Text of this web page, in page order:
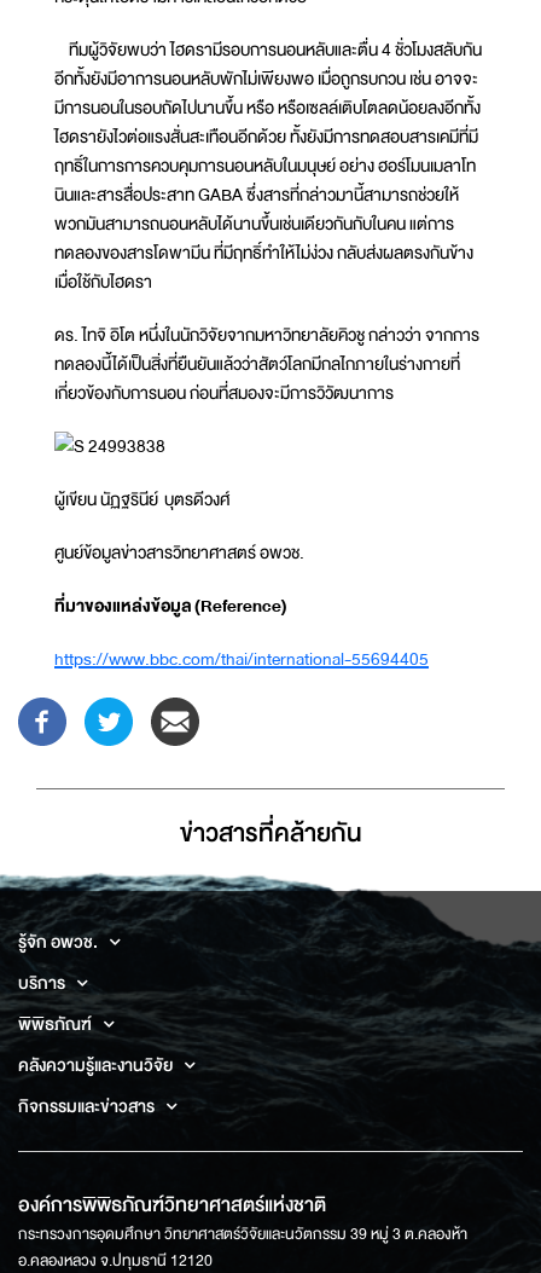
ทีมผู้วิจัยพบว่า ไฮดรามีรอบการนอนหลับและตื่น 4 ชั่วโมงสลับกัน
อีกทั้งยังมีอาการนอนหลับพักไม่เพียงพอ เมื่อถูกรบกวน เช่น อาจจะ
มีการนอนในรอบถัดไปนานขึ้น หรือ หรือเซลล์เติบโตลดน้อยลงอีกทั้ง
ไฮดรายังไวต่อแรงสั่นสะเทือนอีกด้วย ทั้งยังมีการทดสอบสารเคมีที่มี
ฤทธิ์ในการการควบคุมการนอนหลับในมนุษย์ อย่าง ฮอร์โมนเมลาโท
นินและสารสื่อประสาท GABA ซึ่งสารที่กล่าวมานี้สามารถช่วยให้
พวกมันสามารถนอนหลับได้นานขึ้นเช่นเดียวกันกับในคน แต่การ
ทดลองของสารโดพามีน ที่มีฤทธิ์ทำให้ไม่ง่วง กลับส่งผลตรงกันข้าง
เมื่อใช้กับไฮดรา
ดร. ไทจิ อิโต หนึ่งในนักวิจัยจากมหาวิทยาลัยคิวชู กล่าวว่า จากการ
ทดลองนี้ได้เป็นสิ่งที่ยืนยันแล้วว่าสัตว์โลกมีกลไกภายในร่างกายที่
เกี่ยวข้องกับการนอน ก่อนที่สมองจะมีการวิวัฒนาการ
ผู้เขียน นัฏฐรินีย์ บุตรดีวงศ์
ศูนย์ข้อมูลข่าวสารวิทยาศาสตร์ อพวช.
ที่มาของแหล่งข้อมูล(Reference)
https://www.bbc.com/thai/international-55694405
ข่าวสารที่่คล้ายกัน
รู้จัก อพวช.
บริการ
พิพิธภัณฑ์
คลังความรู้และงานวิจัย
กิจกรรมและข่าวสาร
องค์การพิพิธภัณฑ์วิทยาศาสตร์แห่งชาติ
กระทรวงการอุดมศึกษา วิทยาศาสตร์วิจัยและนวัตกรรม 39 หมู่ 3 ต.คลองห้า
อ.คลองหลวง จ.ปทุมธานี 12120